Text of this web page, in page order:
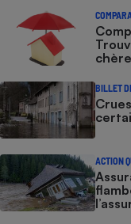
chère
BILLET
ACTION